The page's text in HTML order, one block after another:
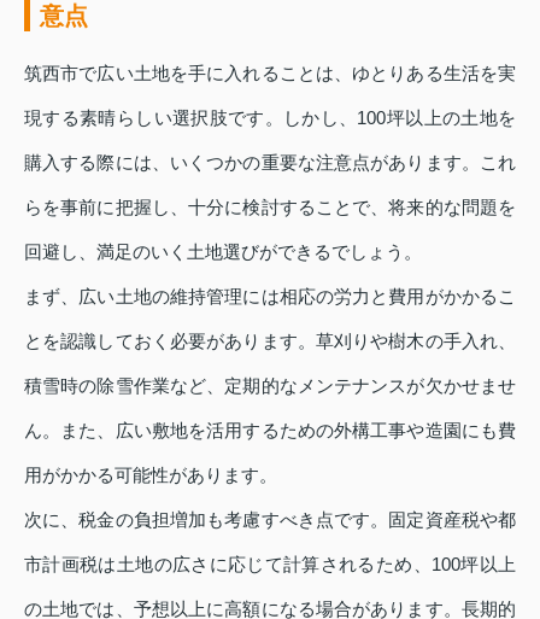
意点
筑西市で広い土地を手に入れることは、ゆとりある生活を実
現する素晴らしい選択肢です。しかし、100坪以上の土地を
購入する際には、いくつかの重要な注意点があります。これ
らを事前に把握し、十分に検討することで、将来的な問題を
回避し、満足のいく土地選びができるでしょう。
まず、広い土地の維持管理には相応の労力と費用がかかるこ
とを認識しておく必要があります。草刈りや樹木の手入れ、
積雪時の除雪作業など、定期的なメンテナンスが欠かせませ
ん。また、広い敷地を活用するための外構工事や造園にも費
用がかかる可能性があります。
次に、税金の負担増加も考慮すべき点です。固定資産税や都
市計画税は土地の広さに応じて計算されるため、100坪以上
の土地では、予想以上に高額になる場合があります。長期的